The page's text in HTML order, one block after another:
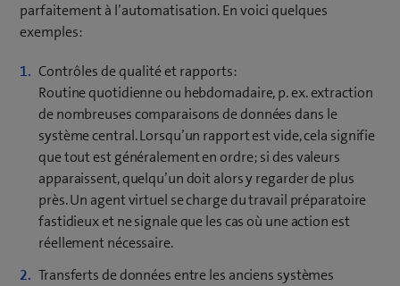
parfaitement à l’automatisation. En voici quelques
exemples:
Contrôles de qualité et rapports:
Routine quotidienne ou hebdomadaire, p. ex. extraction
de nombreuses comparaisons de données dans le
système central. Lorsqu’un rapport est vide, cela signifie
que tout est généralement en ordre; si des valeurs
apparaissent, quelqu’un doit alors y regarder de plus
près. Un agent virtuel se charge du travail préparatoire
fastidieux et ne signale que les cas où une action est
réellement nécessaire.
Transferts de données entre les anciens systèmes